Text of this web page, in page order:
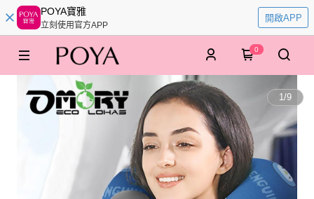
POYA寶雅
立刻使用官方APP
開啟APP
0
1/9